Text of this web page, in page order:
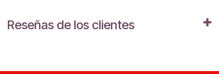
Reseñas de los clientes